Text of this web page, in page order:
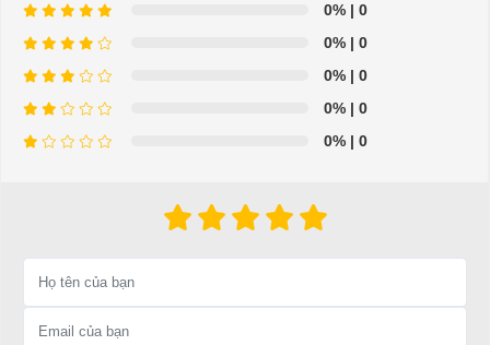
Xe Điện Mini Bus
Thiết kế nhỏ gọn giúp bạn có thể tiện lợi đưa các thành viên
0% | 0
0% | 0
0% | 0
0% | 0
0% | 0